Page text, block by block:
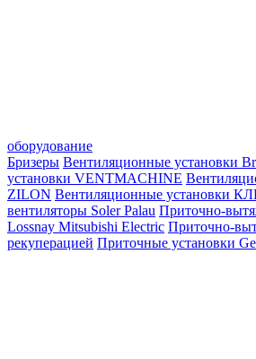
оборудование
Бризеры Вентиляционные установки
установки VENTMACHINE
ZILON Вентиляционные установки
вентиляторы Soler Palau Приточно-
Lossnay Mitsubishi Electric Приточно-
рекуперацией Приточные установки